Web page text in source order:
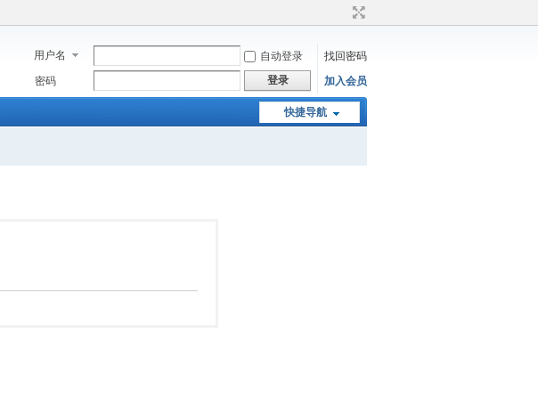
用户名 自动登录
找回密码
密码
登录 加入会员
快捷导航